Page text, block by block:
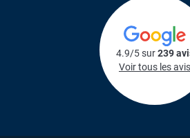
4.9/5 sur239
Voir tous les avis